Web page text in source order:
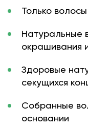
Только
Натуральные
окрашивания
Здоровые
секущихся
Собранные
основании